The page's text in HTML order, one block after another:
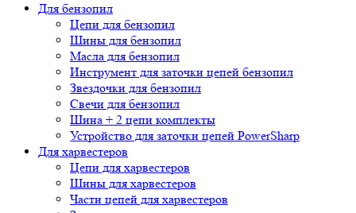
Для бензопил
Цепи для бензопил
Шины для бензопил
Масла для бензопил
Инструмент для заточки цепей бензопил
Звездочки для бензопил
Свечи для бензопил
Шина + 2 цепи комплекты
Устройство для заточки цепей PowerSharp
Для харвестеров
Цепи для харвестеров
Шины для харвестеров
Части цепей для харвестеров